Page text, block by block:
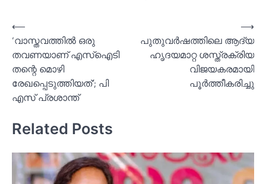
Post
navigation
⟵
‘വാസ്തവത്തില്‍ ഒരു
തവണയാണ് എസ്‌ഐടി
തന്റെ മൊഴി
രേഖപ്പെടുത്തിയത്’; പി
എസ് പ്രശാന്ത്
പുതുവർഷത്തിലെ ആദ്യ
ഹൃദയമാറ്റ ശസ്ത്രക്രിയ
വിജയകരമായി
പൂർത്തീകരിച്ചു
⟶
Related Posts